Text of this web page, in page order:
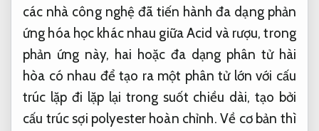
các nhà công nghệ đã tiến hành đa dạng phản
ứng hóa học khác nhau giữa Acid và rượu, trong
phản ứng này, hai hoặc đa dạng phân tử hài
hòa có nhau để tạo ra một phân tử lớn với cấu
trúc lặp đi lặp lại trong suốt chiều dài, tạo bởi
cấu trúc sợi polyester hoàn chỉnh. Về cơ bản thì